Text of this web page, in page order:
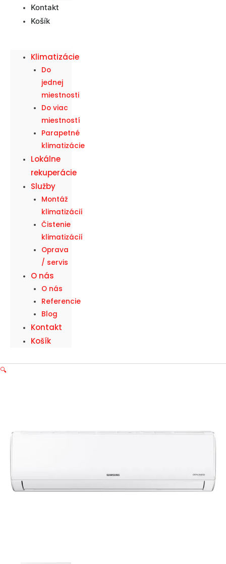
Kontakt
Košík
Klimatizácie
Do
jednej
miestnosti
Do viac
miestností
Parapetné
klimatizácie
Lokálne
rekuperácie
Služby
Montáž
klimatizácií
Čistenie
klimatizácií
Oprava
/ servis
O nás
O nás
Referencie
Blog
Kontakt
Košík
🔍